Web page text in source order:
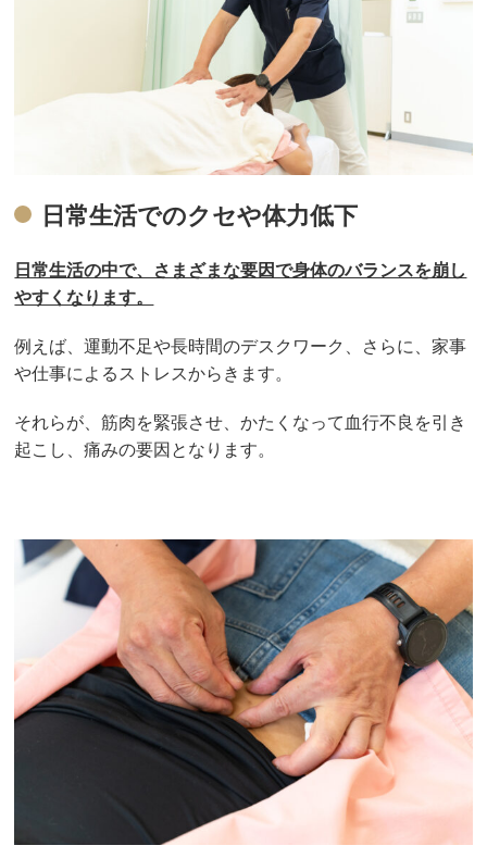
日常生活でのクセや体力低下
日常生活の中で、さまざまな要因で身体のバランスを崩し
やすくなります。
例えば、運動不足や長時間のデスクワーク、さらに、家事
や仕事によるストレスからきます。
それらが、筋肉を緊張させ、かたくなって血行不良を引き
起こし、痛みの要因となります。